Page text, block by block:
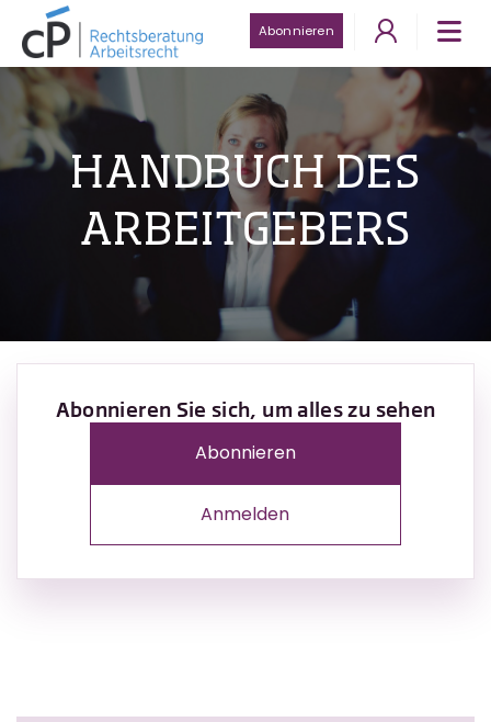
Abonnieren
HANDBUCH DES
ARBEITGEBERS
Abonnieren Sie sich, um alles zu sehen
Abonnieren
Anmelden